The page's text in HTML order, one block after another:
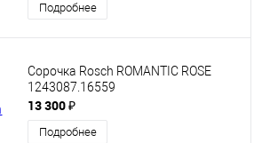
Подробнее
Сорочка Rosch ROMANTIC ROSE
1243087.16559
13 300 ₽
Подробнее